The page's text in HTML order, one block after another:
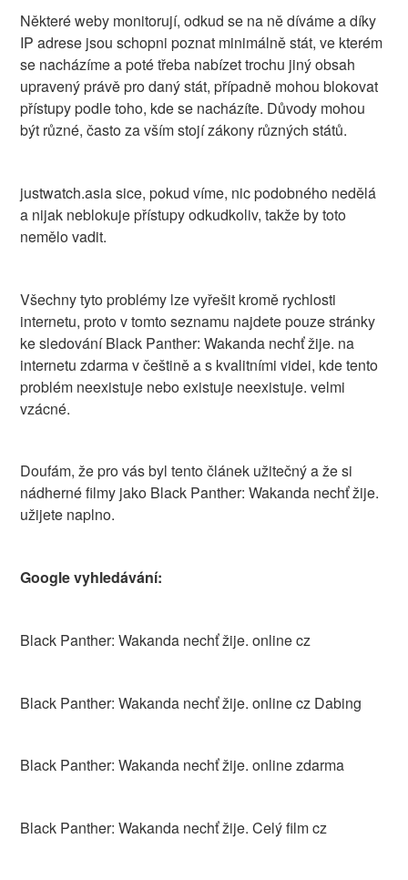
Některé weby monitorují, odkud se na ně díváme a díky
IP adrese jsou schopni poznat minimálně stát, ve kterém
se nacházíme a poté třeba nabízet trochu jiný obsah
upravený právě pro daný stát, případně mohou blokovat
přístupy podle toho, kde se nacházíte. Důvody mohou
být různé, často za vším stojí zákony různých států.
justwatch.asia sice, pokud víme, nic podobného nedělá
a nijak neblokuje přístupy odkudkoliv, takže by toto
nemělo vadit.
Všechny tyto problémy lze vyřešit kromě rychlosti
internetu, proto v tomto seznamu najdete pouze stránky
ke sledování Black Panther: Wakanda nechť žije. na
internetu zdarma v češtině a s kvalitními videi, kde tento
problém neexistuje nebo existuje neexistuje. velmi
vzácné.
Doufám, že pro vás byl tento článek užitečný a že si
nádherné filmy jako Black Panther: Wakanda nechť žije.
užijete naplno.
Google vyhledávání:
Black Panther: Wakanda nechť žije. online cz
Black Panther: Wakanda nechť žije. online cz Dabing
Black Panther: Wakanda nechť žije. online zdarma
Black Panther: Wakanda nechť žije. Celý film cz